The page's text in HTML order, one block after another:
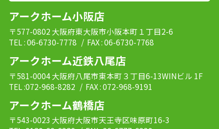
アークホーム小阪店
〒577-0802 大阪府東大阪市小阪本町１丁目2-6
TEL : 06-6730-7778 / FAX : 06-6730-7768
アークホーム近鉄八尾店
〒581-0004 大阪府八尾市東本町３丁目6-13WINビル 1F
TEL :072-968-8282 / FAX : 072-968-9191
アークホーム鶴橋店
〒543-0023 大阪府大阪市天王寺区味原町16-3